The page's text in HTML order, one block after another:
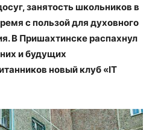
занятость школьников в
с пользой для духовного
В Пришахтинске распахнул
и будущих
новый клуб «IT